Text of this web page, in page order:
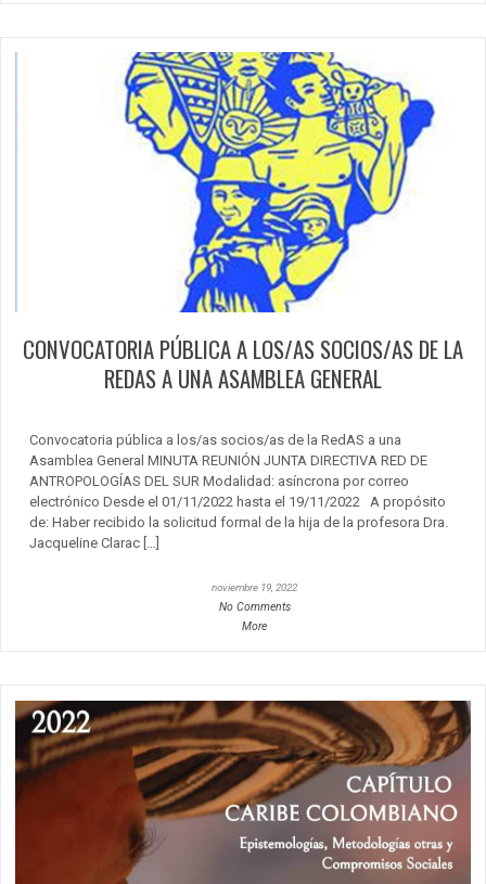
CONVOCATORIA PÚBLICA A LOS/AS SOCIOS/AS DE LA
REDAS A UNA ASAMBLEA GENERAL
Convocatoria pública a los/as socios/as de la RedAS a una
Asamblea General MINUTA REUNIÓN JUNTA DIRECTIVA RED DE
ANTROPOLOGÍAS DEL SUR Modalidad: asíncrona por correo
electrónico Desde el 01/11/2022 hasta el 19/11/2022 A propósito
de: Haber recibido la solicitud formal de la hija de la profesora Dra.
Jacqueline Clarac […]
noviembre 19, 2022
No Comments
More